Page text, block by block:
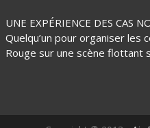
UNE EXPÉRIENCE DES CAS
Quelqu’un pour organiser les
Rouge sur une scène flottant